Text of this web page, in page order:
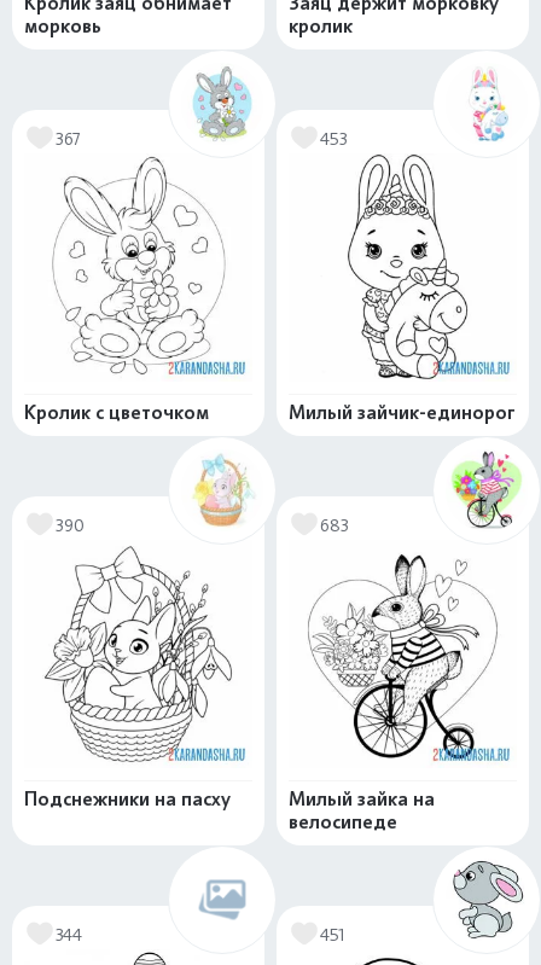
морковь
кролик
367
Кролик с цветочком
453
Милый зайчик-единорог
390
Подснежники на пасху
683
Милый зайка на
велосипеде
344 451